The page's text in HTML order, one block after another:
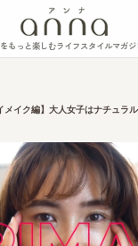
もっと楽しむライフスタイルマガ
メイク編】大人女子はナチュラ